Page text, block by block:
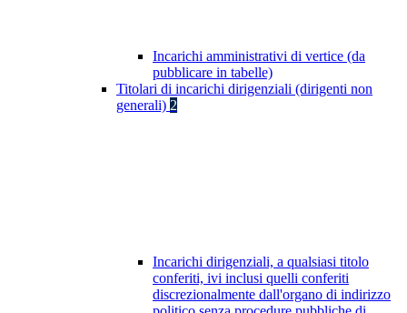
Incarichi amministrativi di vertice (da
pubblicare in tabelle)
Titolari di incarichi dirigenziali (dirigenti non
generali) 2
Incarichi dirigenziali, a qualsiasi titolo
conferiti, ivi inclusi quelli conferiti
discrezionalmente dall'organo di indirizzo